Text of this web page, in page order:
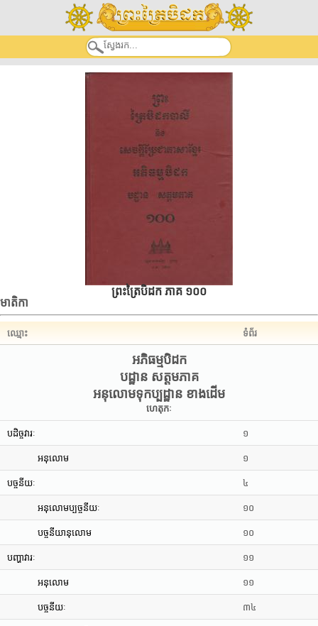
ព្រះត្រៃបិដក ភាគ ១០០
មាតិកា
ឈ្មោះ ទំព័រ
អភិធម្មបិដក
បដ្ឋាន សត្តមភាគ
អនុលោមទុកប្បដ្ឋាន ខាងដើម
ហេតុកៈ
បដិច្ចវារៈ ១
អនុលោម ១
បច្ចនីយៈ ៤
អនុលោមប្បច្ចនីយៈ ១០
បច្ចនីយានុលោម ១០
បញ្ហាវារៈ ១១
អនុលោម ១១
បច្ចនីយៈ ៣៤